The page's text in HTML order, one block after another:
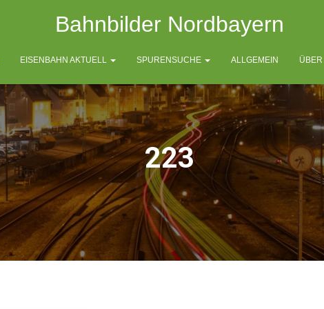
Bahnbilder Nordbayern
EISENBAHN AKTUELL SPURENSUCHE ALLGEMEIN
223